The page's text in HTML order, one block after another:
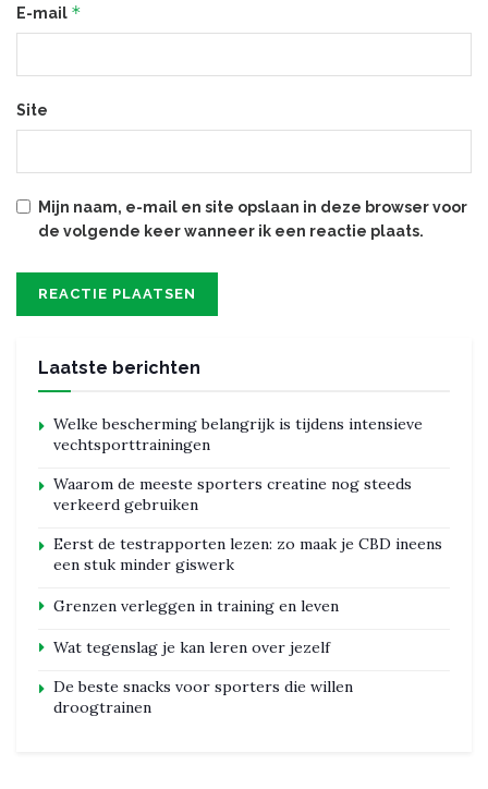
E-mail *
Site
Mijn naam, e-mail en site opslaan in deze browser voor
de volgende keer wanneer ik een reactie plaats.
Laatste berichten
Welke bescherming belangrijk is tijdens intensieve
vechtsporttrainingen
Waarom de meeste sporters creatine nog steeds
verkeerd gebruiken
Eerst de testrapporten lezen: zo maak je CBD ineens
een stuk minder giswerk
Grenzen verleggen in training en leven
Wat tegenslag je kan leren over jezelf
De beste snacks voor sporters die willen
droogtrainen